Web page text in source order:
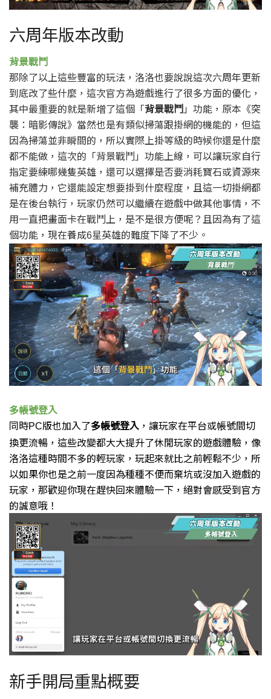
六周年版本改動
背景戰鬥
那除了以上這些豐富的玩法， 洛洛也要說說這次六周年更新
到底改了些什麼， 這次官方為遊戲進行了很多方面的優化，
其中最重要的就是新增了這個「背景戰鬥」功能， 原本《突
襲：暗影傳說》當然也是有類似掃蕩跟掛網的機能的， 但這
因為掃蕩並非瞬間的，所以實際上掛等級的時候你還是什麼
都不能做， 這次的「背景戰鬥」功能上線，可以讓玩家自行
指定要練哪幾隻英雄， 還可以選擇是否要消耗寶石或資源來
補充體力， 它還能設定想要掛到什麼程度， 且這一切掛網都
是在後台執行，玩家仍然可以繼續在遊戲中做其他事情， 不
用一直把畫面卡在戰鬥上， 是不是很方便呢？且因為有了這
個功能，現在養成6星英雄的難度下降了不少。
多帳號登入
同時PC版也加入了多帳號登入 ， 讓玩家在平台或帳號間切
換更流暢， 這些改變都大大提升了休閒玩家的遊戲體驗， 像
洛洛這種時間不多的輕玩家，玩起來就比之前輕鬆不少， 所
以如果你也是之前一度因為種種不便而棄坑或沒加入遊戲的
玩家， 那歡迎你現在趕快回來體驗一下， 絕對會感受到官方
的誠意哦！
新手開局重點概要